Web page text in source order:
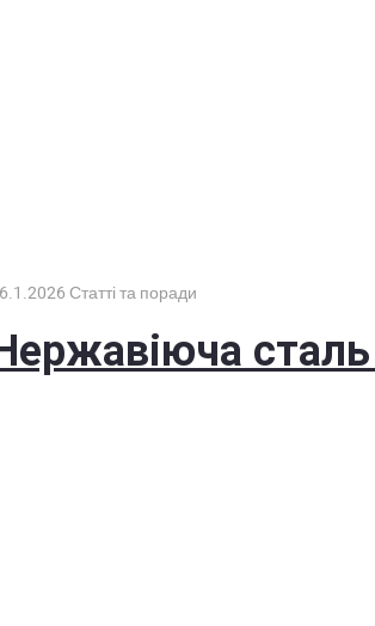
Статті та поради